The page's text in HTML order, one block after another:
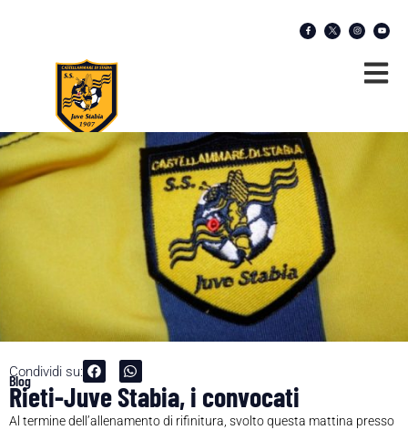
Condividi su:
Blog
Rieti-Juve Stabia, i convocati
Al termine dell’allenamento di rifinitura, svolto questa mattina presso